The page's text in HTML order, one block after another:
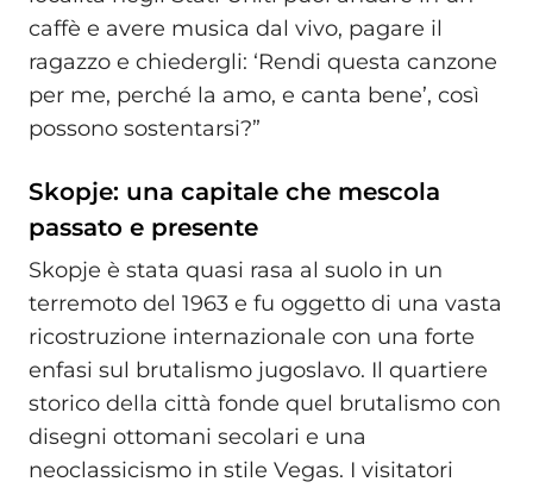
caffè e avere musica dal vivo, pagare il
ragazzo e chiedergli: ‘Rendi questa canzone
per me, perché la amo, e canta bene’, così
possono sostentarsi?”
Skopje: una capitale che mescola
passato e presente
Skopje è stata quasi rasa al suolo in un
terremoto del 1963 e fu oggetto di una vasta
ricostruzione internazionale con una forte
enfasi sul brutalismo jugoslavo. Il quartiere
storico della città fonde quel brutalismo con
disegni ottomani secolari e una
neoclassicismo in stile Vegas. I visitatori